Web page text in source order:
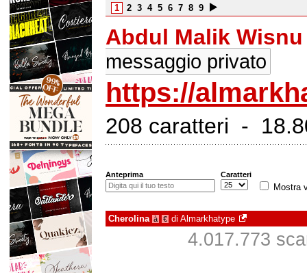
1 2 3 4 5 6 7 8 9
Abdul Malik Wisnu
messaggio privato
https://
208 caratteri -
Anteprima Caratteri
Mostra
Cherolina à € di Almarkhatype
4.017.773